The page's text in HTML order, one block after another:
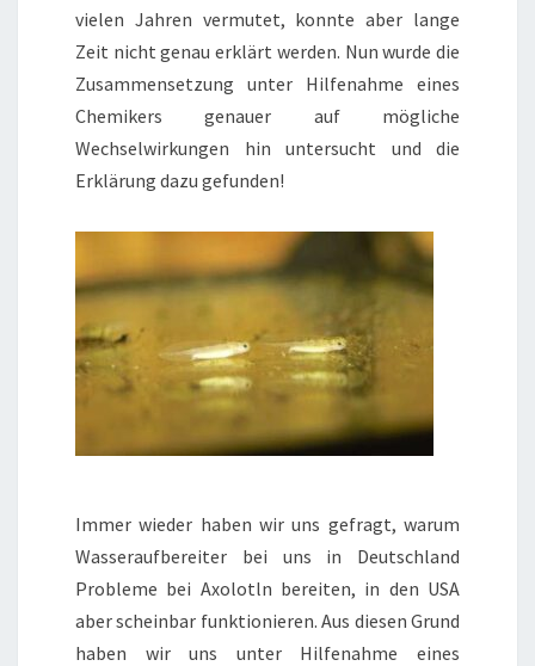
vielen Jahren vermutet, konnte aber lange
Zeit nicht genau erklärt werden. Nun wurde die
Zusammensetzung unter Hilfenahme eines
Chemikers genauer auf mögliche
Wechselwirkungen hin untersucht und die
Erklärung dazu gefunden!
Immer wieder haben wir uns gefragt, warum
Wasseraufbereiter bei uns in Deutschland
Probleme bei Axolotln bereiten, in den USA
aber scheinbar funktionieren. Aus diesen Grund
haben wir uns unter Hilfenahme eines